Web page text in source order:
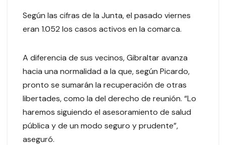
Según las cifras de la Junta, el pasado viernes
eran 1.052 los casos activos en la comarca.
A diferencia de sus vecinos, Gibraltar avanza
hacia una normalidad a la que, según Picardo,
pronto se sumarán la recuperación de otras
libertades, como la del derecho de reunión. “Lo
haremos siguiendo el asesoramiento de salud
pública y de un modo seguro y prudente”,
aseguró.